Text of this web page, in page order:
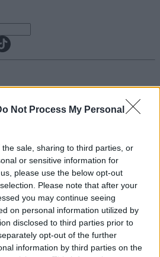
Not Process My Personal
sale, sharing to third parties, or
or sensitive information for
please use the below opt-out
Please note that after your
you may continue seeing
on personal information utilized by
disclosed to third parties prior to
opt-out of the further
information by third parties on the
#stroke#rákbetegség
#herpesz